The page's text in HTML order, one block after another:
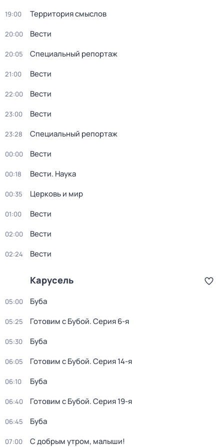
19:00 Территория смыслов
20:00 Вести
20:05 Специальный репортаж
21:00 Вести
22:00 Вести
23:00 Вести
23:28 Специальный репортаж
00:00 Вести
00:18 Вести. Наука
00:35 Церковь и мир
01:00 Вести
02:00 Вести
02:24 Вести
Карусель
05:00 Буба
05:25 Готовим с Бубой. Серия 6-я
05:30 Буба
06:05 Готовим с Бубой. Серия 14-я
06:10 Буба
06:40 Готовим с Бубой. Серия 19-я
06:45 Буба
07:00 С добрым утром, малыши!